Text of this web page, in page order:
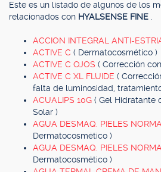
Este es un listado de algunos de los
relacionados con HYALSENSE FINE
ACCION INTEGRAL ANTI-
ACTIVE C ( Dermatocosmético )
ACTIVE C OJOS ( Corrección
ACTIVE C XL FLUIDE (
falta de luminosidad,
ACUALIPS 10G ( Gel Hidratante
Solar )
AGUA DESMAQ. PIELES
Dermatocosmético )
AGUA DESMAQ. PIELES
Dermatocosmético )